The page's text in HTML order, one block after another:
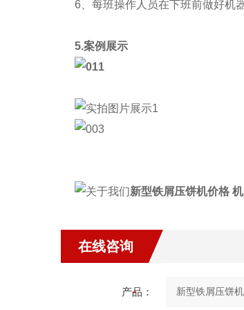
6、每班操作人员在下班前做好机
5.案例展示
新型铁屑压饼机价格
在线咨询
产品：